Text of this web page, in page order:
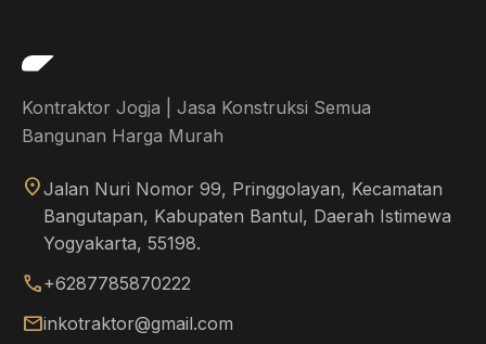
Kontraktor Jogja | Jasa Konstruksi Semua
Bangunan Harga Murah
location_onJalan Nuri Nomor 99, Pringgolayan, Kecamatan
Bangutapan, Kabupaten Bantul, Daerah Istimewa
Yogyakarta, 55198.
call+6287785870222
mailinkotraktor@gmail.com